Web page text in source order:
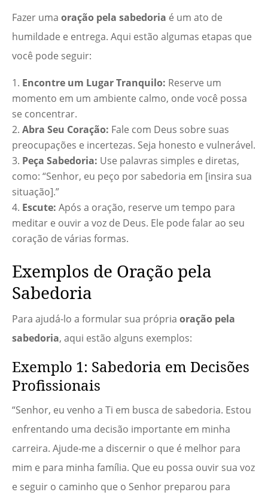
Fazer uma oração pela sabedoria é um ato de
humildade e entrega. Aqui estão algumas etapas que
você pode seguir:
Encontre um Lugar Tranquilo: Reserve um
momento em um ambiente calmo, onde você possa
se concentrar.
Abra Seu Coração: Fale com Deus sobre suas
preocupações e incertezas. Seja honesto e vulnerável.
Peça Sabedoria: Use palavras simples e diretas,
como: “Senhor, eu peço por sabedoria em [insira sua
situação].”
Escute: Após a oração, reserve um tempo para
meditar e ouvir a voz de Deus. Ele pode falar ao seu
coração de várias formas.
Exemplos de Oração pela
Sabedoria
Para ajudá-lo a formular sua própria oração pela
sabedoria, aqui estão alguns exemplos:
Exemplo 1: Sabedoria em Decisões
Profissionais
“Senhor, eu venho a Ti em busca de sabedoria. Estou
enfrentando uma decisão importante em minha
carreira. Ajude-me a discernir o que é melhor para
mim e para minha família. Que eu possa ouvir sua voz
e seguir o caminho que o Senhor preparou para